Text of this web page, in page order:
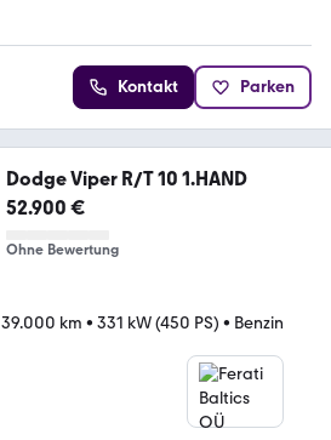
Kontakt Parken
Dodge Viper R/T 10 1.HAND
52.900 €
Ohne Bewertung
39.000 km • 331 kW (450 PS) • Benzin